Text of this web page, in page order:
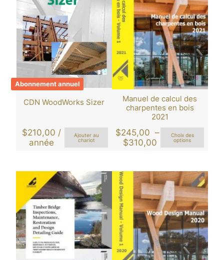
Abonnement annuel
CDN WoodWorks Sizer
$210,00 /
année
Ajouter au
chariot
Manuel de calcul des
charpentes en bois
2021
$245,00 –
$310,00 Plage
$245,00
à
$310,00
Choix des
options